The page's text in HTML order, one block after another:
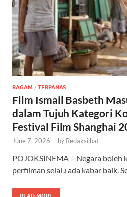
RAGAM / TERPANAS
Film Ismail Basbeth
dalam Tujuh Kategori
Festival Film Shanghai
June 7, 2026 - by Redaksi bat
POJOKSINEMA – Negara boleh
perfilman selalu ada kabar baik.
READ MORE